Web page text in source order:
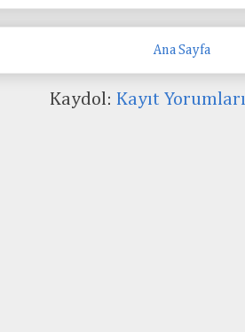
Ana Sayfa
Kaydol: Kayıt